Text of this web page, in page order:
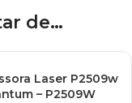
de…
Laser P2509w
– P2509W